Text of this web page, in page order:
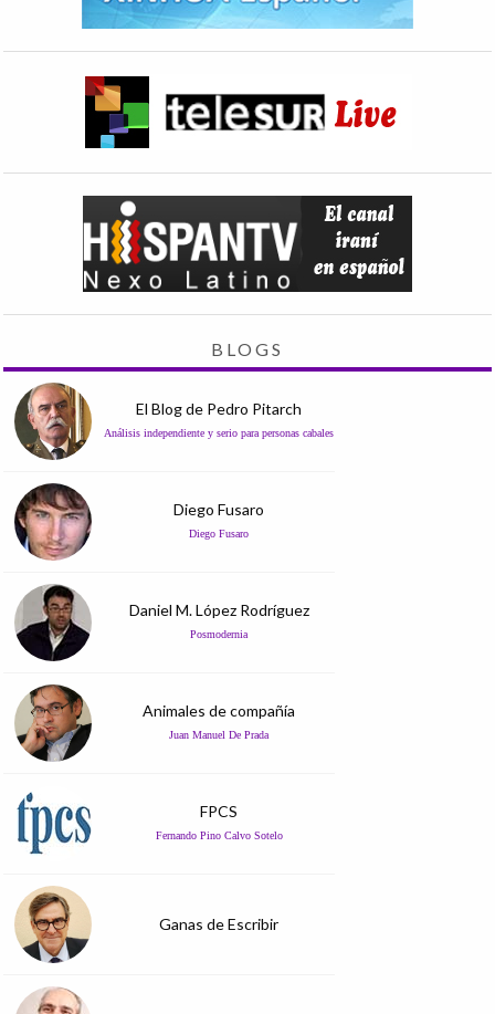
BLOGS
El Blog de Pedro Pitarch
Análisis independiente y serio para personas cabales
Diego Fusaro
Diego Fusaro
Daniel M. López Rodríguez
Posmodernia
Animales de compañía
Juan Manuel De Prada
FPCS
Fernando Pino Calvo Sotelo
Ganas de Escribir